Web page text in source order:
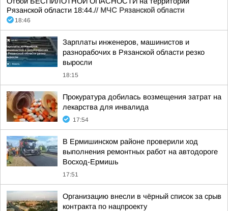
Рязанской области 18:44.// МЧС Рязанской области
18:46
Зарплаты инженеров, машинистов и
разнорабочих в Рязанской области резко
выросли
18:15
Прокуратура добилась возмещения затрат на
лекарства для инвалида
17:54
В Ермишинском районе проверили ход
выполнения ремонтных работ на автодороге
Восход-Ермишь
17:51
Организацию внесли в чёрный список за срыв
контракта по нацпроекту